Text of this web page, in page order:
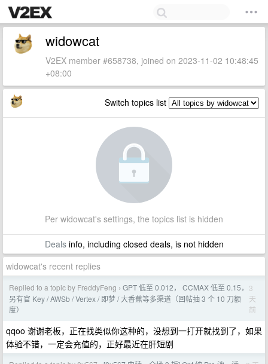
widowcat
V2EX member #658738, joined on 2023-11-02 10:48:45
+08:00
Switch topics list
Per widowcat's settings, the topics list is hidden
Dealsinfo, including closed deals, is not hidden
widowcat's recent replies
Replied to a topic by FreddyFeng › GPT 低至 0.012， CCMAX 低至 0.15，
另有官 Key / AWSb / Vertex / 即梦 / 大香蕉等多渠道（回帖抽 3 个 10 刀额
度）
3
天
前
qqoo 谢谢老板，正在找类似你这种的，没想到一打开就找到了，如果
体验不错，一定会充值的，正好最近在肝短剧